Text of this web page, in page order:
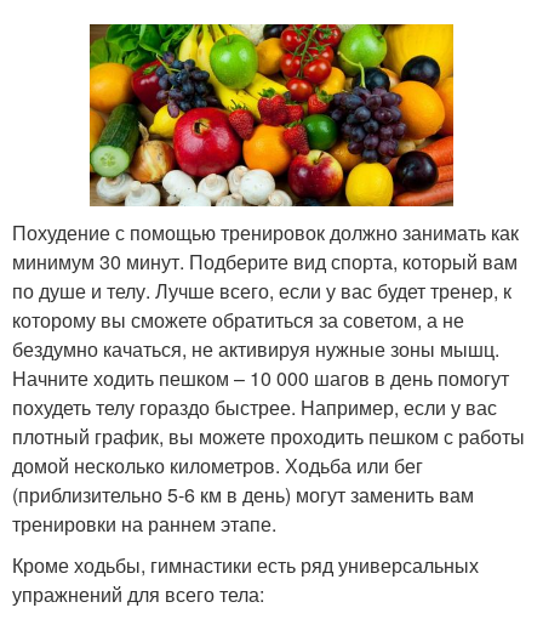
Похудение с помощью тренировок должно занимать как
минимум 30 минут. Подберите вид спорта, который вам
по душе и телу. Лучше всего, если у вас будет тренер, к
которому вы сможете обратиться за советом, а не
бездумно качаться, не активируя нужные зоны мышц.
Начните ходить пешком – 10 000 шагов в день помогут
похудеть телу гораздо быстрее. Например, если у вас
плотный график, вы можете проходить пешком с работы
домой несколько километров. Ходьба или бег
(приблизительно 5-6 км в день) могут заменить вам
тренировки­ на раннем этапе.
Кроме ходьбы, гимнастики есть ряд универсальных
упражнений для всего тела: